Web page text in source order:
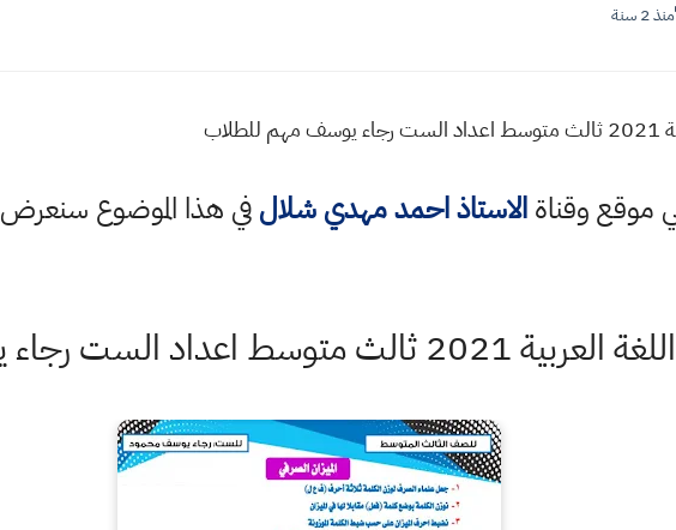
منذ 2 سنة
موقع وقناةالاستاذ احمد مهدي شلالفي هذا الموضوع
الست رجاء يوسف مهم للطلاب